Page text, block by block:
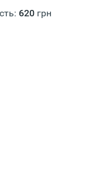
620грн